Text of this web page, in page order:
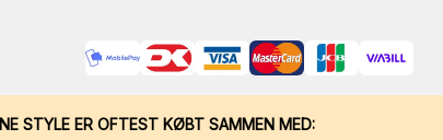
STYLE ER OFTEST KØBT SAMMEN MED: